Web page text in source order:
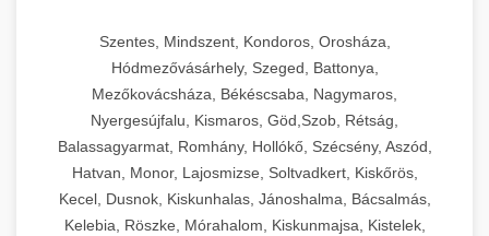
Szentes, Mindszent, Kondoros, Orosháza,
Hódmezővásárhely, Szeged, Battonya,
Mezőkovácsháza, Békéscsaba, Nagymaros,
Nyergesújfalu, Kismaros, Göd,Szob, Rétság,
Balassagyarmat, Romhány, Hollókő, Szécsény, Aszód,
Hatvan, Monor, Lajosmizse, Soltvadkert, Kiskőrös,
Kecel, Dusnok, Kiskunhalas, Jánoshalma, Bácsalmás,
Kelebia, Röszke, Mórahalom, Kiskunmajsa, Kistelek,